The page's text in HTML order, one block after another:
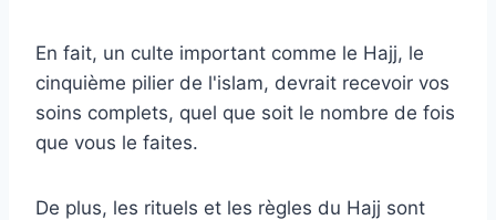
En fait, un culte important comme le Hajj, le
cinquième pilier de l'islam, devrait recevoir vos
soins complets, quel que soit le nombre de fois
que vous le faites.
De plus, les rituels et les règles du Hajj sont